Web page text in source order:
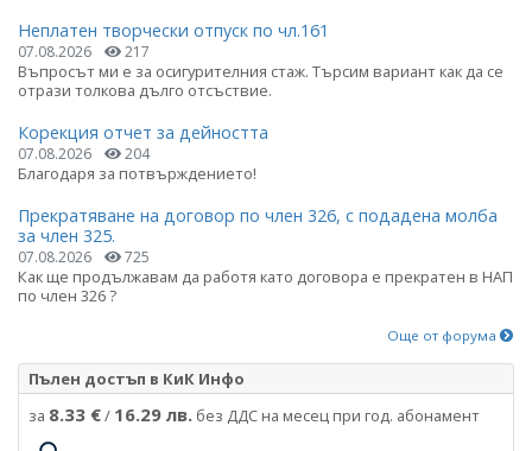
Неплатен творчески отпуск по чл.161
07.08.2026 217
Въпросът ми е за осигурителния стаж. Търсим вариант как да се
отрази толкова дълго отсъствие.
Корекция отчет за дейността
07.08.2026 204
Благодаря за потвърждението!
Прекратяване на договор по член 326, с подадена молба
за член 325.
07.08.2026 725
Как ще продължавам да работя като договора е прекратен в НАП
по член 326 ?
Още от форума
Пълен достъп в КиК Инфо
за 8.33 €/ 16.29 лв. без ДДС на месец при год. абонамент